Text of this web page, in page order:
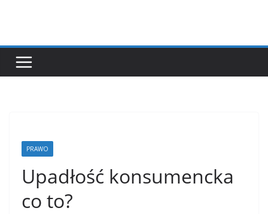
PRAWO
Upadłość konsumencka
co to?